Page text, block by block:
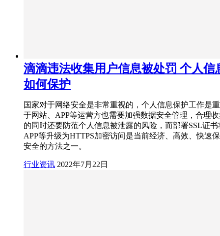
滴滴违法收集用户信息被处罚 个人信
如何保护
国家对于网络安全是非常重视的，个人信息保护工作是
于网站、APP等运营方也需要加强数据安全管理，合理
的同时还要防范个人信息被泄露的风险，而部署SSL证
APP等升级为HTTPS加密访问是当前经济、高效、快速
安全的方法之一。
行业资讯 2022年7月22日